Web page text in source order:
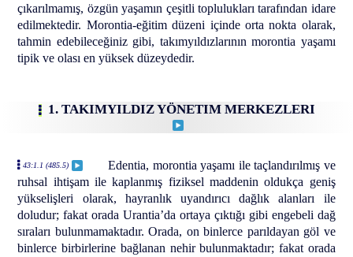
çıkarılmamış, özgün yaşamın çeşitli toplulukları tarafından idare
edilmektedir. Morontia-eğitim düzeni içinde orta nokta olarak,
tahmin edebileceğiniz gibi, takımyıldızlarının morontia yaşamı
tipik ve olası en yüksek düzeydedir.
1. TAKIMYILDIZ YÖNETIM MERKEZLERI
43:1.1 (485.5)
Edentia, morontia yaşamı ile taçlandırılmış ve
ruhsal ihtişam ile kaplanmış fiziksel maddenin oldukça geniş
yükselişleri olarak, hayranlık uyandırıcı dağlık alanları ile
doludur; fakat orada Urantia’da ortaya çıktığı gibi engebeli dağ
sıraları bulunmamaktadır. Orada, on binlerce parıldayan göl ve
binlerce birbirlerine bağlanan nehir bulunmaktadır; fakat orada